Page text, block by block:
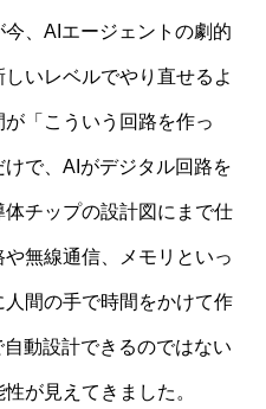
、AIエージェントの劇的
いレベルでやり直せるよ
「こういう回路を作っ
で、AIがデジタル回路を
チップの設計図にまで仕
や無線通信、メモリといっ
間の手で時間をかけて作
動設計できるのではない
が見えてきました。